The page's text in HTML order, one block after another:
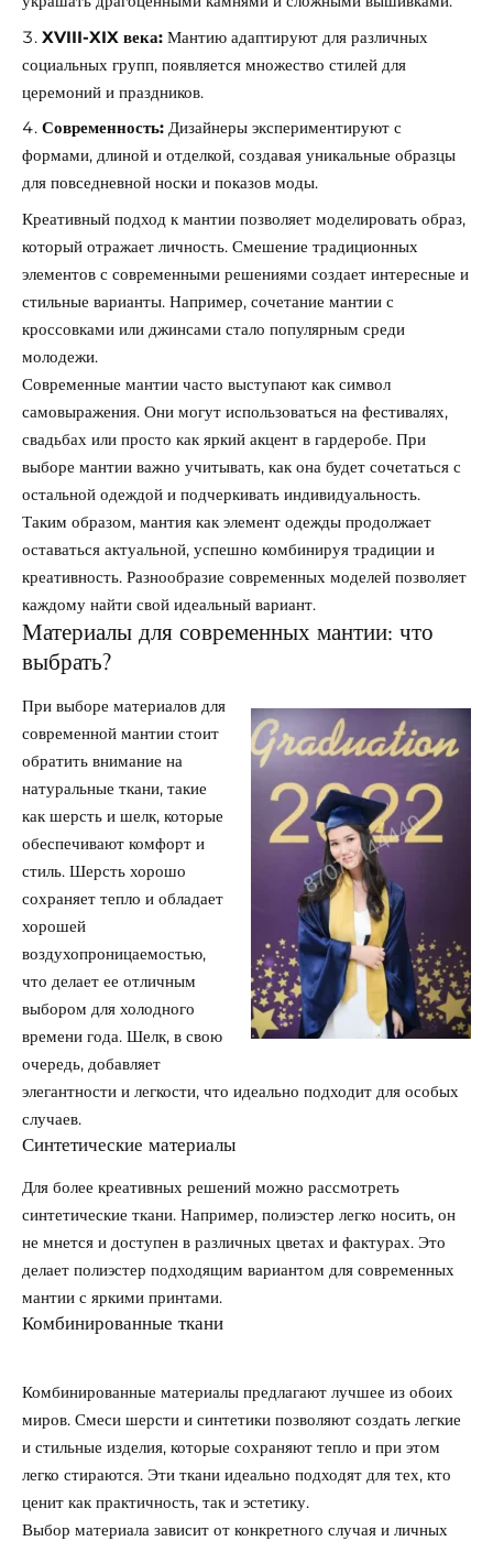
XVIII-XIX века: Мантию адаптируют для различных
социальных групп, появляется множество стилей для
церемоний и праздников.
Современность: Дизайнеры экспериментируют с
формами, длиной и отделкой, создавая уникальные образцы
для повседневной носки и показов моды.
Креативный подход к мантии позволяет моделировать образ,
который отражает личность. Смешение традиционных
элементов с современными решениями создает интересные и
стильные варианты. Например, сочетание мантии с
кроссовками или джинсами стало популярным среди
молодежи.
Современные мантии часто выступают как символ
самовыражения. Они могут использоваться на фестивалях,
свадьбах или просто как яркий акцент в гардеробе. При
выборе мантии важно учитывать, как она будет сочетаться с
остальной одеждой и подчеркивать индивидуальность.
Таким образом, мантия как элемент одежды продолжает
оставаться актуальной, успешно комбинируя традиции и
креативность. Разнообразие современных моделей позволяет
каждому найти свой идеальный вариант.
Материалы для современных мантии: что
выбрать?
При выборе материалов для
современной мантии стоит
обратить внимание на
натуральные ткани, такие
как шерсть и шелк, которые
обеспечивают комфорт и
стиль. Шерсть хорошо
сохраняет тепло и обладает
хорошей
воздухопроницаемостью,
что делает ее отличным
выбором для холодного
времени года. Шелк, в свою
очередь, добавляет
элегантности и легкости, что идеально подходит для особых
случаев.
Синтетические материалы
Для более креативных решений можно рассмотреть
синтетические ткани. Например, полиэстер легко носить, он
не мнется и доступен в различных цветах и фактурах. Это
делает полиэстер подходящим вариантом для современных
мантии с яркими принтами.
Комбинированные ткани
Комбинированные материалы предлагают лучшее из обоих
миров. Смеси шерсти и синтетики позволяют создать легкие
и стильные изделия, которые сохраняют тепло и при этом
легко стираются. Эти ткани идеально подходят для тех, кто
ценит как практичность, так и эстетику.
Выбор материала зависит от конкретного случая и личных